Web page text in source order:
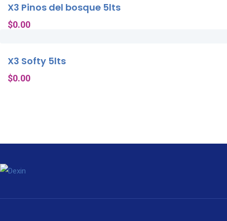
X3 Pinos del bosque 5lts
$0.00
X3 Softy 5lts
$0.00